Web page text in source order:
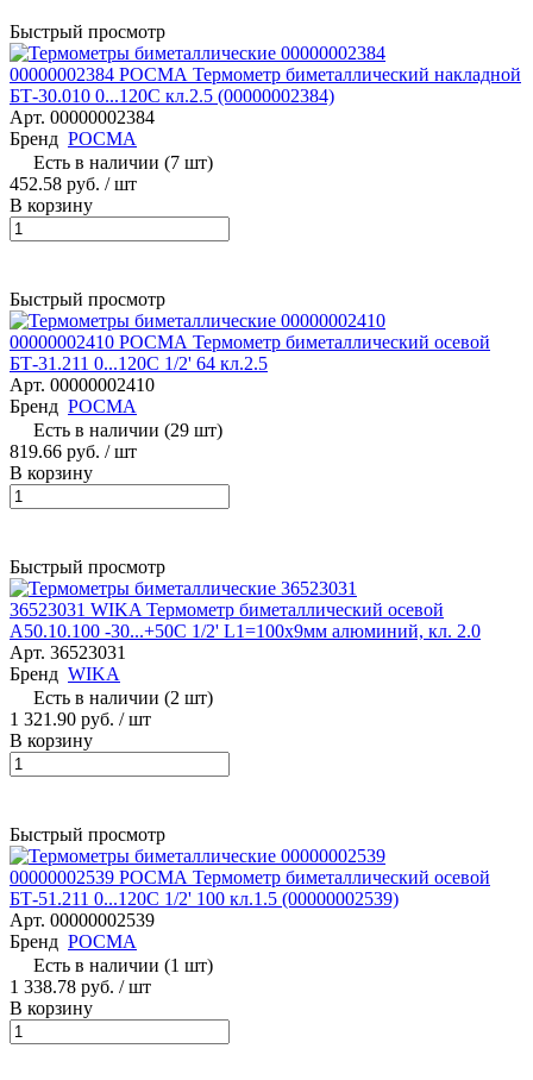
Быстрый просмотр
00000002384 РОСМА Термометр биметаллический накладной
БТ-30.010 0...120С кл.2.5 (00000002384)
Арт. 00000002384
Бренд РОСМА
Есть в наличии (7 шт)
452.58 руб. / шт
В корзину
Быстрый просмотр
00000002410 РОСМА Термометр биметаллический осевой
БТ-31.211 0...120С 1/2' 64 кл.2.5
Арт. 00000002410
Бренд РОСМА
Есть в наличии (29 шт)
819.66 руб. / шт
В корзину
Быстрый просмотр
36523031 WIKA Термометр биметаллический осевой
A50.10.100 -30...+50С 1/2' L1=100x9мм алюминий, кл. 2.0
Арт. 36523031
Бренд WIKA
Есть в наличии (2 шт)
1 321.90 руб. / шт
В корзину
Быстрый просмотр
00000002539 РОСМА Термометр биметаллический осевой
БТ-51.211 0...120С 1/2' 100 кл.1.5 (00000002539)
Арт. 00000002539
Бренд РОСМА
Есть в наличии (1 шт)
1 338.78 руб. / шт
В корзину